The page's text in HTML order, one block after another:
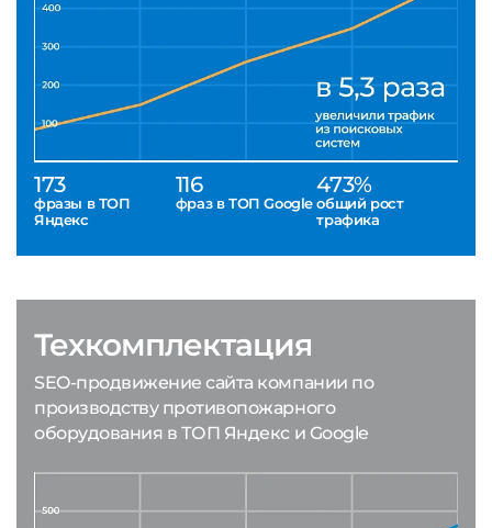
173
фразы в ТОП
Яндекс
116
фраз в ТОП Google
473%
общий рост
трафика
Техкомплектация
SEO-продвижение сайта компании по
производству противопожарного
оборудования в ТОП Яндекс и Google